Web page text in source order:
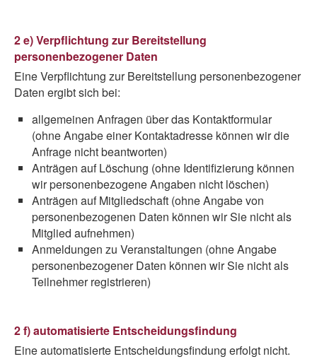
2 e) Verpflichtung zur Bereitstellung
personenbezogener Daten
Eine Verpflichtung zur Bereitstellung personenbezogener
Daten ergibt sich bei:
allgemeinen Anfragen über das Kontaktformular
(ohne Angabe einer Kontaktadresse können wir die
Anfrage nicht beantworten)
Anträgen auf Löschung (ohne Identifizierung können
wir personenbezogene Angaben nicht löschen)
Anträgen auf Mitgliedschaft (ohne Angabe von
personenbezogenen Daten können wir Sie nicht als
Mitglied aufnehmen)
Anmeldungen zu Veranstaltungen (ohne Angabe
personenbezogener Daten können wir Sie nicht als
Teilnehmer registrieren)
2 f) automatisierte Entscheidungsfindung
Eine automatisierte Entscheidungsfindung erfolgt nicht.